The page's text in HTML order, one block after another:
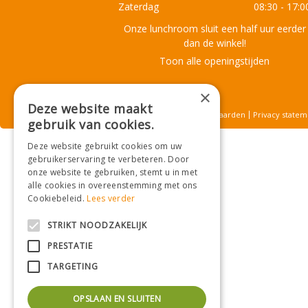
Zaterdag
08:30 -
Onze lunchroom sluit een half uur eerder
dan de winkel!
Toon alle openingstijden
© Tuincentrum De Mooij Algemene voorwaarden Privacy
×
Deze website maakt
gebruik van cookies.
Deze website gebruikt cookies om uw
gebruikerservaring te verbeteren. Door
onze website te gebruiken, stemt u in met
alle cookies in overeenstemming met ons
Cookiebeleid.Lees verder
STRIKT NOODZAKELIJK
PRESTATIE
TARGETING
OPSLAAN EN SLUITEN